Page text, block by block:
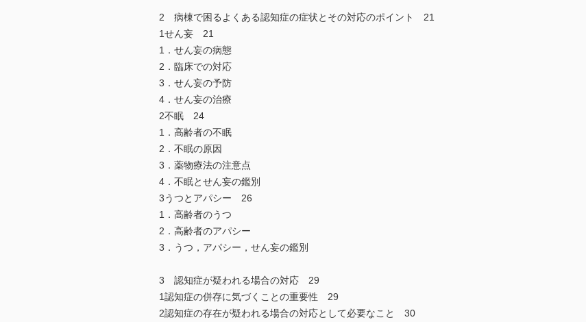
2 病棟で困るよくある認知症の症状とその対応のポイント 21
1せん妄 21
1．せん妄の病態
2．臨床での対応
3．せん妄の予防
4．せん妄の治療
2不眠 24
1．高齢者の不眠
2．不眠の原因
3．薬物療法の注意点
4．不眠とせん妄の鑑別
3うつとアパシー 26
1．高齢者のうつ
2．高齢者のアパシー
3．うつ，アパシー，せん妄の鑑別
3 認知症が疑われる場合の対応 29
1認知症の併存に気づくことの重要性 29
2認知症の存在が疑われる場合の対応として必要なこと 30